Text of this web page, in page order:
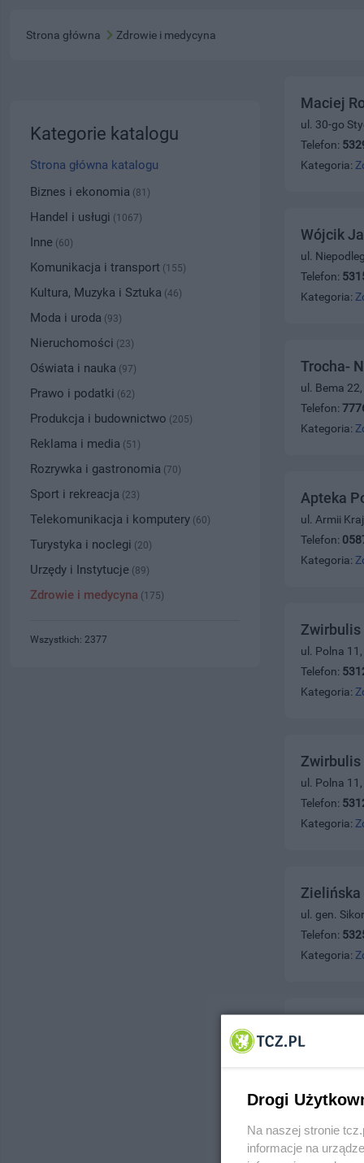
Strona główna Zdrowie i medycyna
Maciej
ul. 30-go
Telefon:
Kategoria:
Wójcik
ul.
Telefon:
Kategoria:
Trocha-
ul. Bema
Telefon:
Kategoria:
Apteka
ul. Armii
Telefon:
Kategoria:
ul. Polna
Telefon:
Kategoria:
Zwirbulis
ul. Polna
Telefon:
Kategoria:
Zielińska
ul. gen.
Telefon:
Kategoria:
ul.
Kategorie katalogu
Strona główna katalogu
Biznes i ekonomia (81)
Handel i usługi (1067)
Inne (60)
Komunikacja i transport (155)
Kultura, Muzyka i Sztuka (46)
Moda i uroda (93)
Nieruchomości (23)
Oświata i nauka (97)
Prawo i podatki (62)
Produkcja i budownictwo (205)
Reklama i media (51)
Rozrywka i gastronomia (70)
Sport i rekreacja (23)
Telekomunikacja i komputery (60)
Turystyka i noclegi (20)
Urzędy i Instytucje (89)
Zdrowie i medycyna (175)
Wszystkich: 2377
Drogi
Na naszej stronie
informacje na